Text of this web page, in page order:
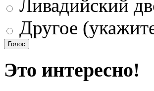
Ливадийский
Другое
Это интересно!